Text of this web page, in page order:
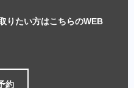
りたい方はこちらのWEB
約